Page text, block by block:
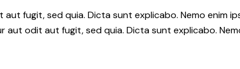
fugit, sed quia. Dicta sunt explicabo. Nemo enim
odit aut fugit, sed quia. Dicta sunt explicabo.